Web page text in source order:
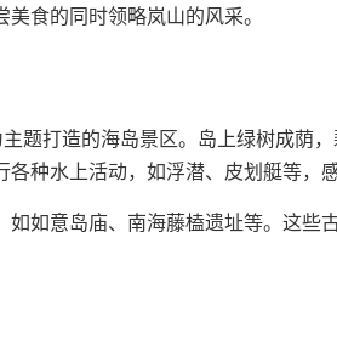
食的同时领略岚山的风采。
题打造的海岛景区。岛上绿树成荫
种水上活动，如浮潜、皮划艇等，
如意岛庙、南海藤榼遗址等。这些